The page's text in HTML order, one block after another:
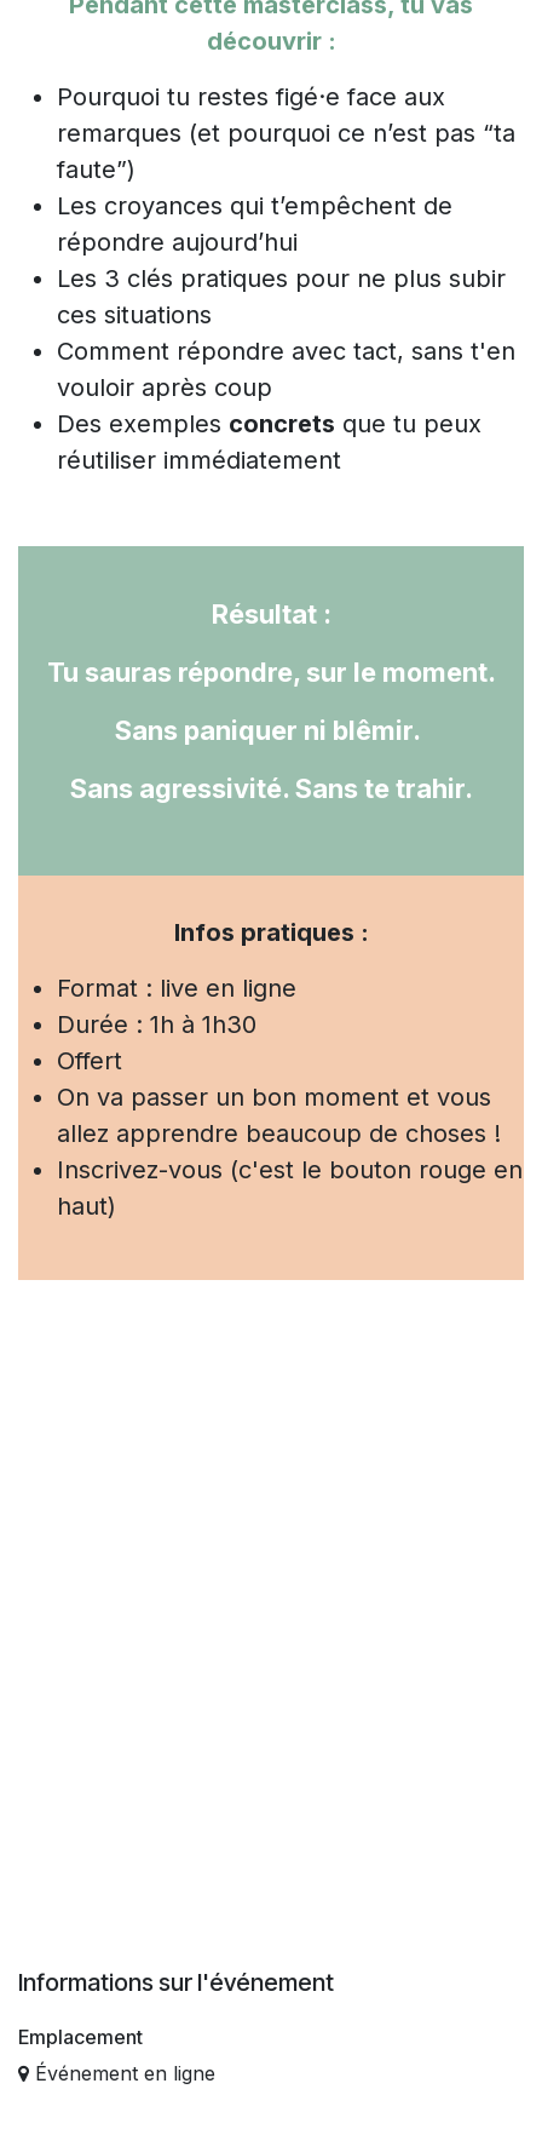
découvrir :
Pourquoi tu restes figé·e face aux
remarques (et pourquoi ce n’est pas “ta
faute”)
Les croyances qui t’empêchent de
répondre aujourd’hui
Les 3 clés pratiques pour ne plus subir
ces situations
Comment répondre avec tact, sans t'en
vouloir après coup
Des exemples concrets que tu peux
réutiliser immédiatement
Résultat :
Tu sauras répondre, sur le moment.
Sans paniquer ni blêmir.
Sans agressivité. Sans te trahir.
Infos pratiques :
Format : live en ligne
Durée : 1h à 1h30
Offert
On va passer un bon moment et vous
allez apprendre beaucoup de choses !
Inscrivez-vous (c'est le bouton rouge en
haut)
Informations sur l'événement
Emplacement
Événement en ligne